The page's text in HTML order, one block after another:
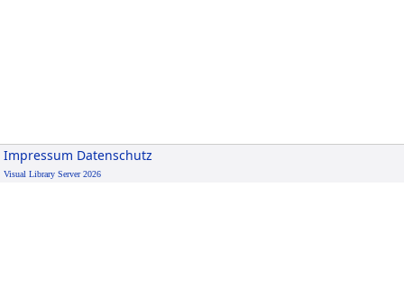
Impressum Datenschutz
Visual Library Server 2026